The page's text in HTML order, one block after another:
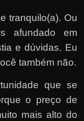
tranquilo(a). Ou
afundado em
e dúvidas. Eu
também não.
que se
o preço de
mais alto do